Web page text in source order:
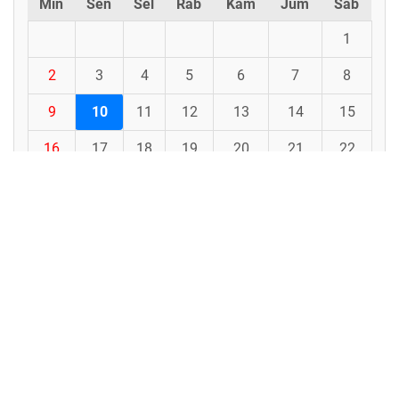
Min Sen Sel Rab Kam Jum Sab
1
2 3 4 5 6 7 8
9 10 11 12 13 14 15
16 17 18 19 20 21 22